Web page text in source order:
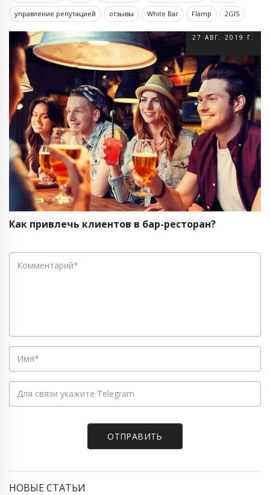
управление репутацией отзывы White Bar Flamp 2GIS
27 АВГ. 2019 Г.
Как привлечь клиентов в бар-ресторан?
НОВЫЕ СТАТЬИ